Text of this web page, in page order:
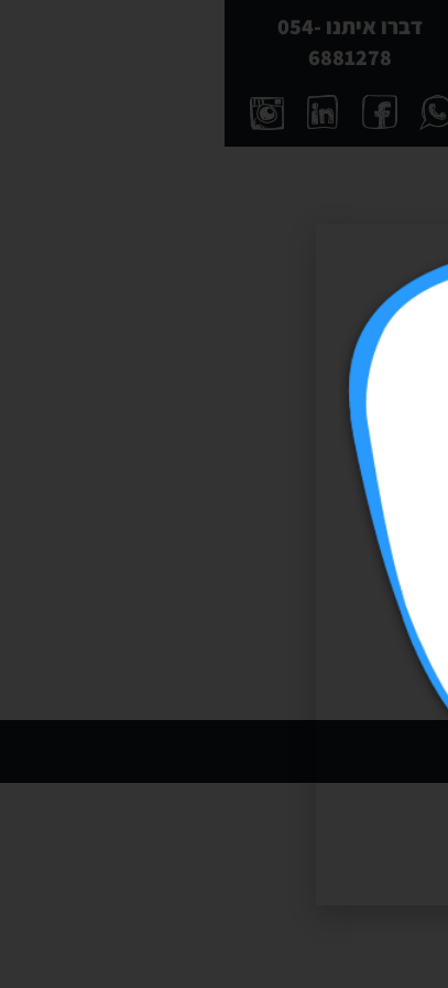
דברו איתנו 054-
6881278